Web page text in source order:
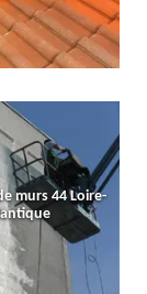
murs 44 Loire-